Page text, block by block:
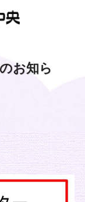
お知ら